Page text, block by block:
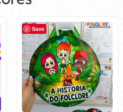
Save